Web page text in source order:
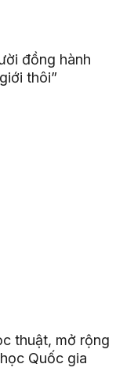
đồng hành
thôi”
thuật, mở rộng
Quốc gia